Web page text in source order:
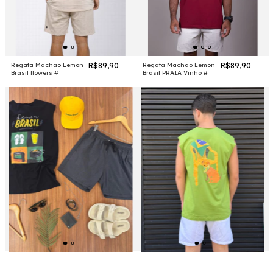
Regata Machão Lemon
Brasil flowers #
R$89,90
Regata Machão Lemon
Brasil PRAIA Vinho #
R$89,90